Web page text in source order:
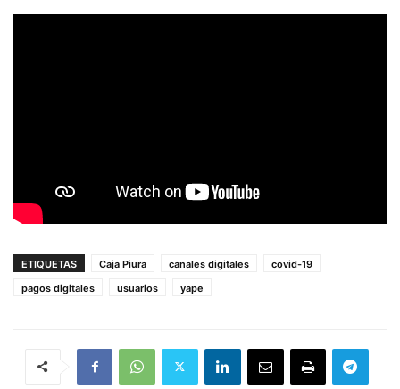
ETIQUETAS Caja Piura canales digitales
covid-19
pagos digitales
usuarios yape